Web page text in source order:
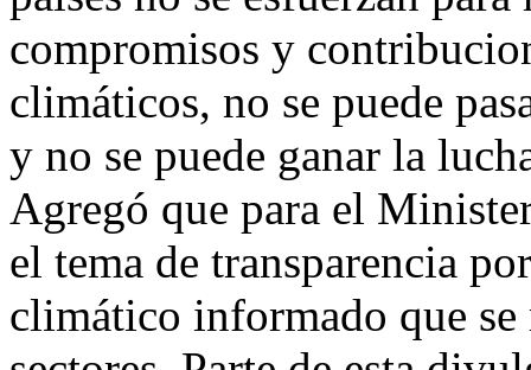
compromisos y
climáticos, no se puede
y no se puede ganar la
Agregó que para el
el tema de transparencia
climático informado que se